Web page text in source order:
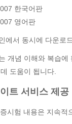
한국어판
영어판
에서 동시에 다운로
개념 이해와 복습
도움이 됩니다.
트 서비스 제공
시험 내용은 지속적